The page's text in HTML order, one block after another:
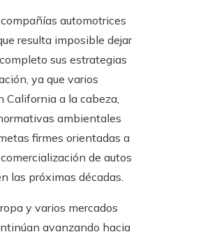
automotrices
resulta imposible dejar
sus estrategias
ya que varios
California a la cabeza,
ambientales
firmes orientadas a
de autos
las próximas décadas.
y varios mercados
avanzando hacia